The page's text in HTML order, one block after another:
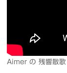
Aimer の 残響散